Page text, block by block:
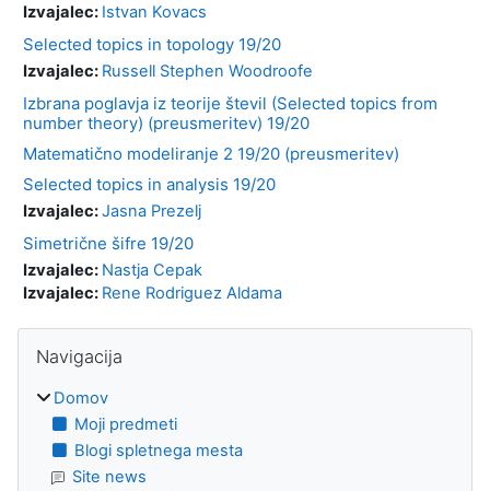
Izvajalec: Istvan Kovacs
Selected topics in topology 19/20
Izvajalec: Russell Stephen Woodroofe
Izbrana poglavja iz teorije števil (Selected topics from
number theory) (preusmeritev) 19/20
Matematično modeliranje 2 19/20 (preusmeritev)
Selected topics in analysis 19/20
Izvajalec:Jasna Prezelj
Simetrične šifre 19/20
Izvajalec: Nastja Cepak
Izvajalec: Rene Rodriguez Aldama
Bloki
Navigacija
Domov
Moji predmeti
Blogi spletnega mesta
Site news